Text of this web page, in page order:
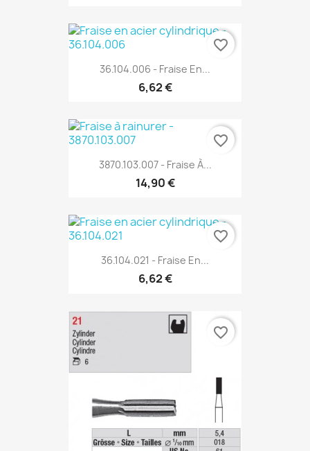
36.104.006 - Fraise En...
6,62 €
favorite_border
3870.103.007 - Fraise À...
14,90 €
favorite_border
36.104.021 - Fraise En...
6,62 €
favorite_border
favorite_border